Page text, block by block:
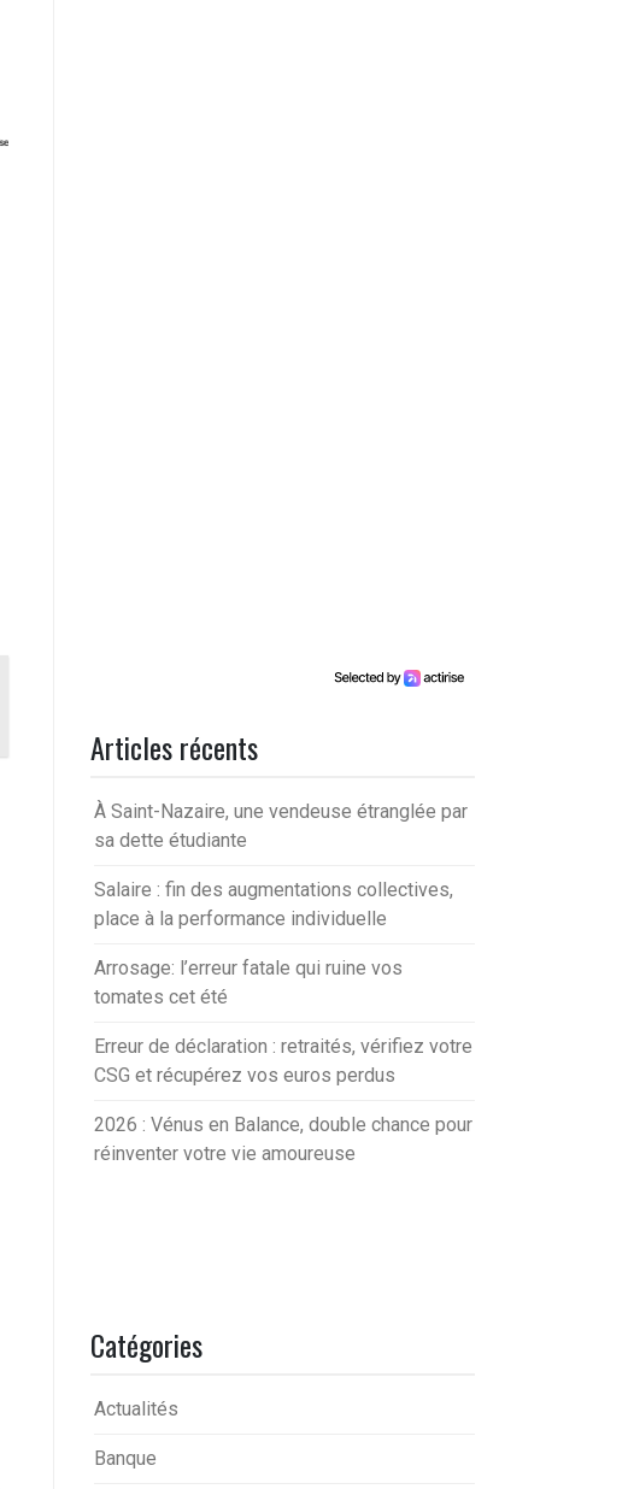
Articles récents
À Saint-Nazaire, une vendeuse étranglée par
sa dette étudiante
Salaire : fin des augmentations collectives,
place à la performance individuelle
Arrosage: l’erreur fatale qui ruine vos
tomates cet été
Erreur de déclaration : retraités, vérifiez votre
CSG et récupérez vos euros perdus
2026 : Vénus en Balance, double chance pour
réinventer votre vie amoureuse
Catégories
Actualités
Banque